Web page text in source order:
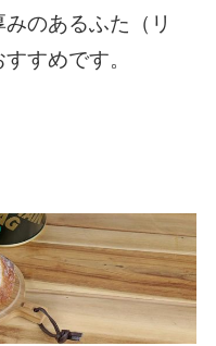
のあるふた（リ
すめです。